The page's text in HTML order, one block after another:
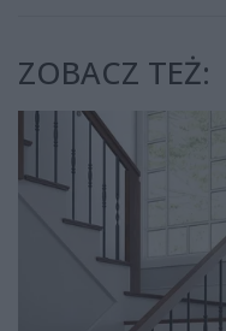
ZOBACZ TEŻ: